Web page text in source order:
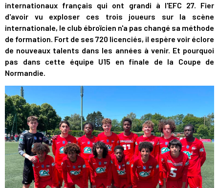
internationaux français qui ont grandi à l'EFC 27. Fier
d'avoir vu exploser ces trois joueurs sur la scène
internationale, le club ébroïcien n'a pas changé sa méthode
de formation. Fort de ses 720 licenciés, il espère voir éclore
de nouveaux talents dans les années à venir. Et pourquoi
pas dans cette équipe U15 en finale de la Coupe de
Normandie.